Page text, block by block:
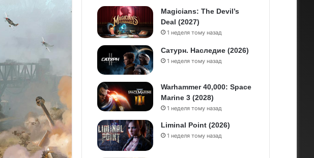
Magicians: The Devil’s
Deal (2027)
1 неделя тому назад
Сатурн. Наследие (2026)
1 неделя тому назад
Warhammer 40,000: Space
Marine 3 (2028)
1 неделя тому назад
Liminal Point (2026)
1 неделя тому назад